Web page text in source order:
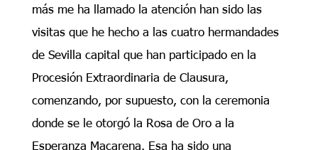
más me ha llamado la atención han sido las
visitas que he hecho a las cuatro hermandades
de Sevilla capital que han participado en la
Procesión Extraordinaria de Clausura,
comenzando, por supuesto, con la ceremonia
donde se le otorgó la Rosa de Oro a la
Esperanza Macarena. Esa ha sido una